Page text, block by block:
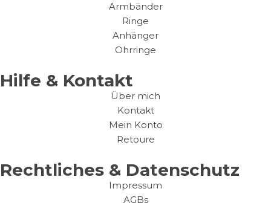
Armbänder
Ringe
Anhänger
Ohrringe
Hilfe & Kontakt
Über mich
Kontakt
Mein Konto
Retoure
Rechtliches & Datenschutz
Impressum
AGBs